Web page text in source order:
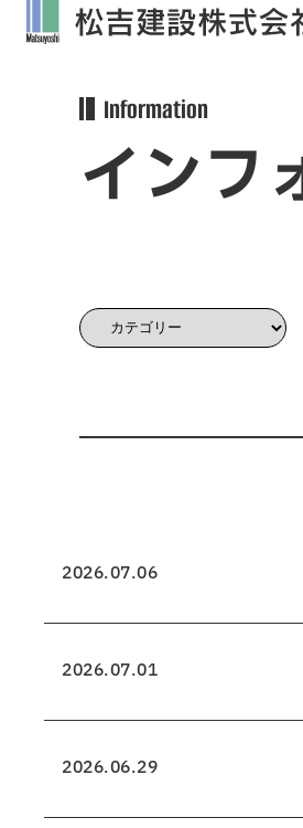
Information
インフ
2026.07.06
2026.07.01
2026.06.29